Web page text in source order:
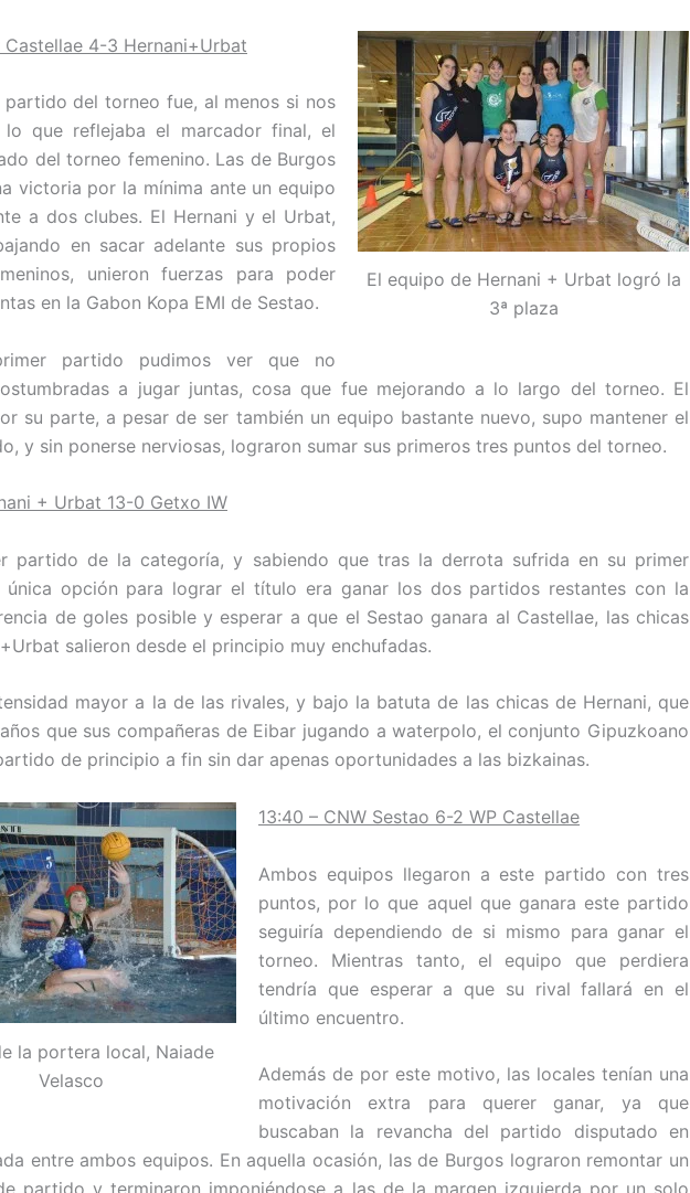
El equipo de Hernani + Urbat logró la
3ª plaza
Castellae 4-3 Hernani+Urbat
partido del torneo fue, al menos si nos
que reflejaba el marcador final, el
del torneo femenino. Las de Burgos
victoria por la mínima ante un equipo
a dos clubes. El Hernani y el Urbat,
en sacar adelante sus propios
unieron fuerzas para poder
en la Gabon Kopa EMI de Sestao.
partido pudimos ver que no
a jugar juntas, cosa que fue mejorando a lo largo del torneo. El
su parte, a pesar de ser también un equipo bastante nuevo, supo mantener el
y sin ponerse nerviosas, lograron sumar sus primeros tres puntos del torneo.
+ Urbat 13-0 Getxo IW
partido de la categoría, y sabiendo que tras la derrota sufrida en su primer
única opción para lograr el título era ganar los dos partidos restantes con la
de goles posible y esperar a que el Sestao ganara al Castellae, las chicas
salieron desde el principio muy enchufadas.
mayor a la de las rivales, y bajo la batuta de las chicas de Hernani, que
que sus compañeras de Eibar jugando a waterpolo, el conjunto Gipuzkoano
de principio a fin sin dar apenas oportunidades a las bizkainas.
la portera local, Naiade
Velasco
13:40 – CNW Sestao 6-2 WP Castellae
Ambos equipos llegaron a este partido con tres
puntos, por lo que aquel que ganara este partido
seguiría dependiendo de si mismo para ganar el
torneo. Mientras tanto, el equipo que perdiera
tendría que esperar a que su rival fallará en el
último encuentro.
Además de por este motivo, las locales tenían una
motivación extra para querer ganar, ya que
buscaban la revancha del partido disputado en
entre ambos equipos. En aquella ocasión, las de Burgos lograron remontar un